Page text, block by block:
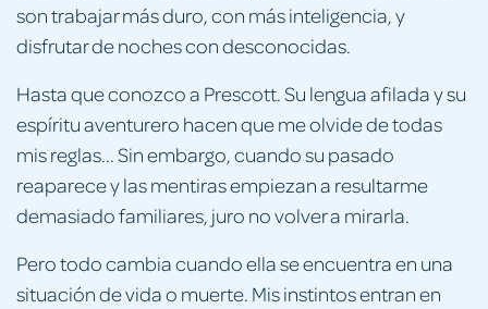
son trabajar más duro, con más inteligencia, y
disfrutar de noches con desconocidas.
Hasta que conozco a Prescott. Su lengua afilada y su
espíritu aventurero hacen que me olvide de todas
mis reglas... Sin embargo, cuando su pasado
reaparece y las mentiras empiezan a resultarme
demasiado familiares, juro no volver a mirarla.
Pero todo cambia cuando ella se encuentra en una
situación de vida o muerte. Mis instintos entran en